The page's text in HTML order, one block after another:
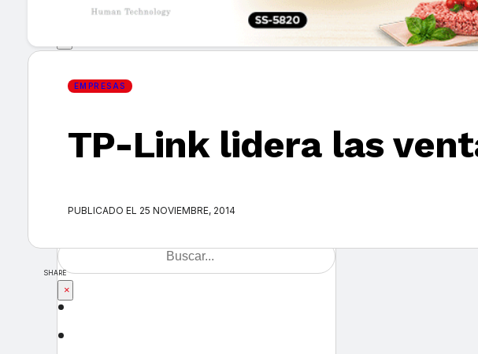
HEMEROTECA
×
EMPRESAS
TP-Link lidera las
PUBLICADO EL 25 NOVIEMBRE, 2014
SHARE